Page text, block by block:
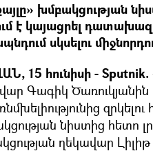
խմբակցության
է կայացրել
սկսելու
15 հունիսի - Sputnik.
Գագիկ
նիստից հետո
ղեկավար Լիլիթ